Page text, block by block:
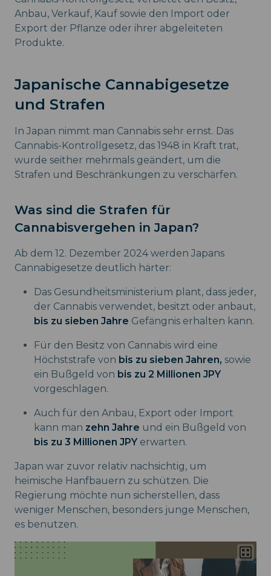
Anbau, Verkauf, Kauf sowie den Import oder
Export der Pflanze oder ihrer abgeleiteten
Produkte.
Japanische Cannabigesetze
und Strafen
In Japan nimmt man Cannabis sehr ernst. Das
Cannabis-Kontrollgesetz, das 1948 in Kraft trat,
wurde seither mehrmals geändert, um die
Strafen und Beschränkungen zu verschärfen.
Was sind die Strafen für
Cannabisvergehen in Japan?
Ab dem 12. Dezember 2024 werden Japans
Cannabigesetze deutlich härter:
Das Gesundheitsministerium plant, dass jeder,
der Cannabis verwendet, besitzt oder anbaut,
bis zu sieben Jahre Gefängnis erhalten kann.
Für den Besitz von Cannabis wird eine
Höchststrafe von bis zu sieben Jahren, sowie
ein Bußgeld von bis zu 2 Millionen JPY
vorgeschlagen.
Auch für den Anbau, Export oder Import
kann man zehn Jahre und ein Bußgeld von
bis zu 3 Millionen JPY erwarten.
Japan war zuvor relativ nachsichtig, um
heimische Hanfbauern zu schützen. Die
Regierung möchte nun sicherstellen, dass
weniger Menschen, besonders junge Menschen,
es benutzen.